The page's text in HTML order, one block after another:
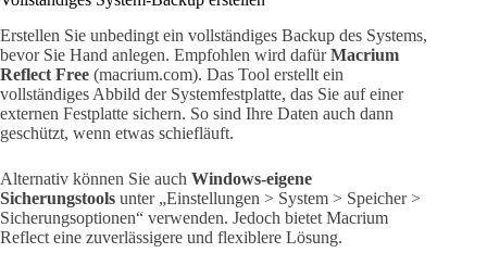
Erstellen Sie unbedingt ein vollständiges Backup des Systems,
bevor Sie Hand anlegen. Empfohlen wird dafürMacrium
Reflect Free (macrium.com). Das Tool erstellt ein
vollständiges Abbild der Systemfestplatte, das Sie auf einer
externen Festplatte sichern. So sind Ihre Daten auch dann
geschützt, wenn etwas schiefläuft.
Alternativ können Sie auch Windows-eigene
Sicherungstools unter „Einstellungen > System > Speicher >
Sicherungsoptionen“ verwenden. Jedoch bietet Macrium
Reflect eine zuverlässigere und flexiblere Lösung.